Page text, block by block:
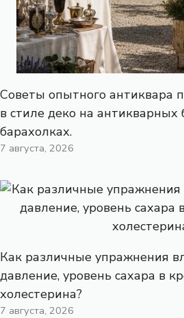
Советы опытного антиквара
в стиле деко на антикварных
барахолках.
7 августа, 2026
Как различные упражнения
давление, уровень сахара в
холестерина?
7 августа, 2026